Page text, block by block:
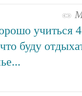
учиться
буду